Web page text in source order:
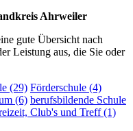
Ahrweiler
gute Übersicht nach
Leistung aus, die Sie oder
(29) Förderschule (4)
(6) berufsbildende Schule
Club's und Treff (1)